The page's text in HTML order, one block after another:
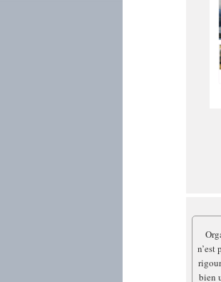
n’est
bien